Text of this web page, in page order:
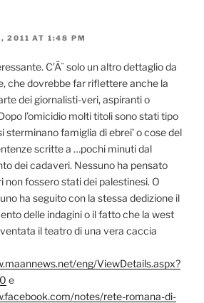
2011 AT 1:48 PM
C’Ã¨ solo un altro dettaglio da
che dovrebbe far riflettere anche la
dei giornalisti-veri, aspiranti o
l’omicidio molti titoli sono stati tipo
sterminano famiglia di ebrei’ o cose del
scritte a …pochi minuti dal
dei cadaveri. Nessuno ha pensato
non fossero stati dei palestinesi. O
ha seguito con la stessa dedizione il
delle indagini o il fatto che la west
il teatro di una vera caccia
eng/ViewDetails.aspx?
e
notes/rete-romana-di-